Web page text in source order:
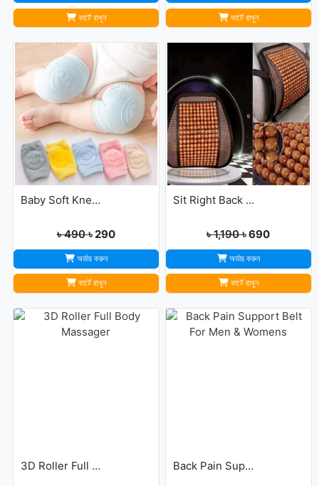
কার্টে রাখুন কার্টে রাখুন
Baby Soft Knee Pads for Safety - Multicolor
৳ 490৳ 290
অর্ডার করুন
কার্টে রাখুন
Sit Right Back Support For Any Kind Of Chair High Quality
৳ 1,190৳ 690
অর্ডার করুন
কার্টে রাখুন
3D Roller Full Body Massager Back Pain Support Belt For Men & Womens